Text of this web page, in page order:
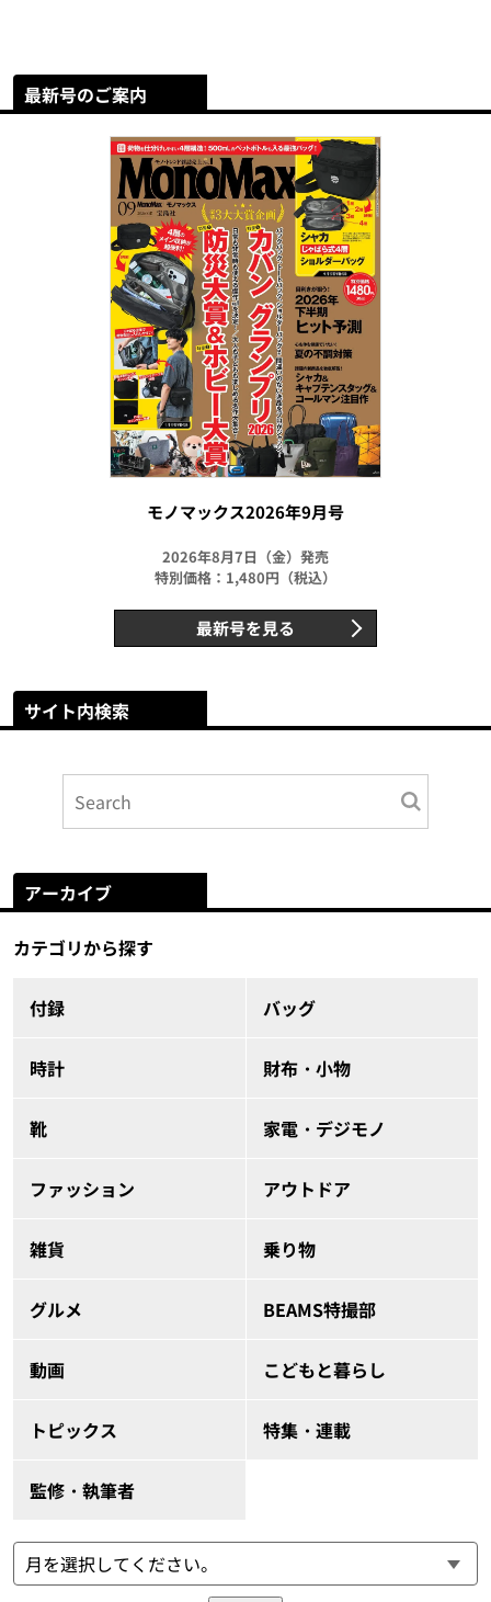
最新号のご案内
モノマックス2026年9月号
2026年8月7日（金）発売
特別価格：1,480円（税込）
最新号を見る
サイト内検索
アーカイブ
カテゴリから探す
付録 バッグ
時計 財布・小物
靴 家電・デジモノ
ファッション アウトドア
雑貨 乗り物
グルメ BEAMS特撮部
動画 こどもと暮らし
トピックス 特集・連載
監修・執筆者